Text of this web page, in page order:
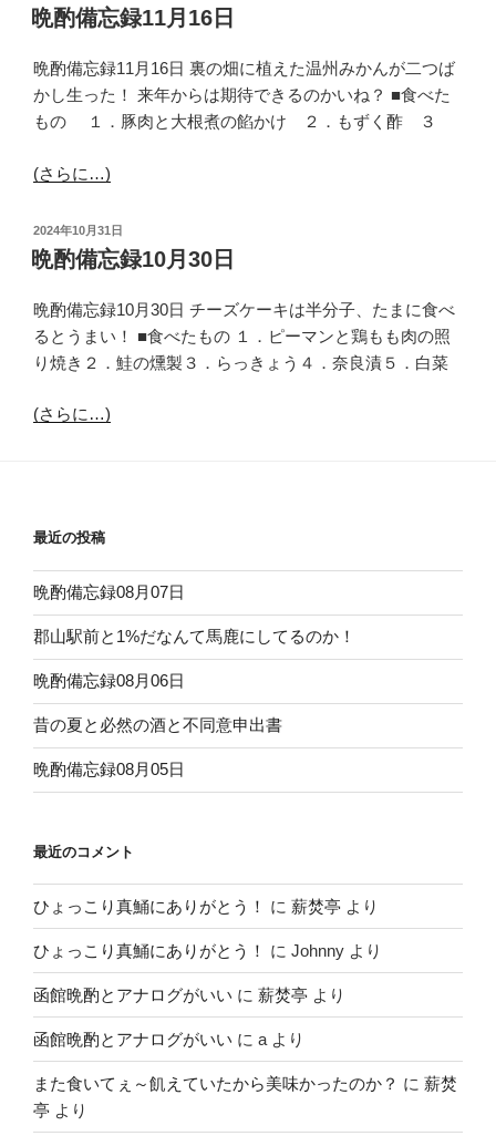
稿
日:
晩酌備忘録11月16日
晩酌備忘録11月16日 裏の畑に植えた温州みかんが二つば
かし生った！ 来年からは期待できるのかいね？ ■食べた
もの １．豚肉と大根煮の餡かけ ２．もずく酢 ３
(さらに…)
投
稿
日:
2024年10月31日
晩酌備忘録10月30日
晩酌備忘録10月30日 チーズケーキは半分子、たまに食べ
るとうまい！ ■食べたもの １．ピーマンと鶏もも肉の照
り焼き２．鮭の燻製３．らっきょう４．奈良漬５．白菜
(さらに…)
最近の投稿
晩酌備忘録08月07日
郡山駅前と1%だなんて馬鹿にしてるのか！
晩酌備忘録08月06日
昔の夏と必然の酒と不同意申出書
晩酌備忘録08月05日
最近のコメント
ひょっこり真鯒にありがとう！ に 薪焚亭 より
ひょっこり真鯒にありがとう！ に Johnny より
函館晩酌とアナログがいい に 薪焚亭 より
函館晩酌とアナログがいい に a より
また食いてぇ～飢えていたから美味かったのか？ に 薪焚
亭 より